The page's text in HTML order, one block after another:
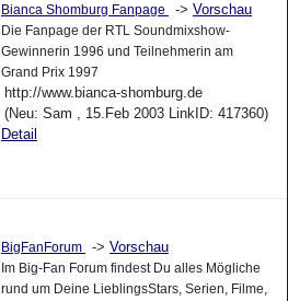
Bianca Shomburg Fanpage -> Vorschau
Die Fanpage der RTL Soundmixshow-
Gewinnerin 1996 und Teilnehmerin am
Grand Prix 1997
http://www.bianca-shomburg.de
(Neu: Sam , 15.Feb 2003 LinkID: 417360)
Detail
BigFanForum -> Vorschau
Im Big-Fan Forum findest Du alles Mögliche
rund um Deine LieblingsStars, Serien, Filme,